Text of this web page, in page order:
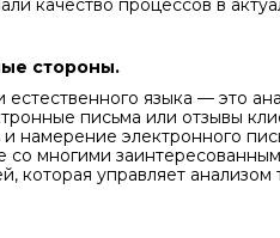
качество процессов в
стороны.
языка — это
письма или отзывы
намерение электронного
со многими
которая управляет